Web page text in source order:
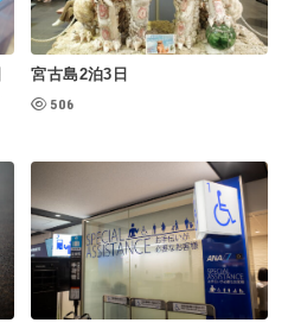
宮古島2泊3日
506